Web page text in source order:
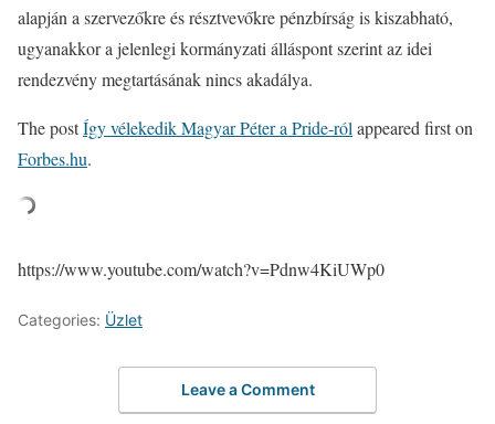
alapján a szervezőkre és résztvevőkre pénzbírság is kiszabható,
ugyanakkor a jelenlegi kormányzati álláspont szerint az idei
rendezvény megtartásának nincs akadálya.
The postÍgy vélekedik Magyar Péter a Pride-ról appeared first on
Forbes.hu.
https://www.youtube.com/watch?v=Pdnw4KiUWp0
Categories: Üzlet
Leave a Comment